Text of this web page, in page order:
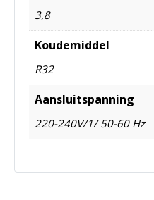
3,8
Koudemiddel
R32
Aansluitspanning
220-240V/1/ 50-60 Hz